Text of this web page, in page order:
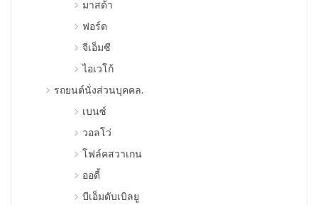
มาสด้า
ฟอร์ด
จีเอ็มซี
ไอเวโก้
รถยนต์นั่งส่วนบุคคล.
เบนซ์
วอลโว่
โฟล์คสวาเกน
ออดี้
บีเอ็มดับเบิลยู